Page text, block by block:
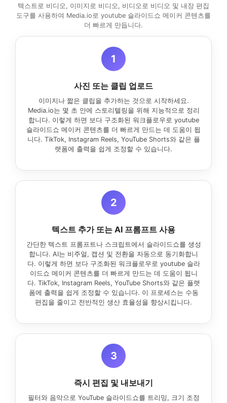
텍스트로 비디오, 이미지로 비디오, 비디오로 비디오 및 내장 편집
도구를 사용하여 Media.io로 youtube 슬라이드쇼 메이커 콘텐츠를
더 빠르게 만듭니다.
1
사진 또는 클립 업로드
이미지나 짧은 클립을 추가하는 것으로 시작하세요.
Media.io는 몇 초 안에 스토리텔링을 위해 지능적으로 정리
합니다. 이렇게 하면 보다 구조화된 워크플로우로 youtube
슬라이드쇼 메이커 콘텐츠를 더 빠르게 만드는 데 도움이 됩
니다. TikTok, Instagram Reels, YouTube Shorts와 같은 플
랫폼에 출력을 쉽게 조정할 수 있습니다.
2
텍스트 추가 또는 AI 프롬프트 사용
간단한 텍스트 프롬프트나 스크립트에서 슬라이드쇼를 생성
합니다. AI는 비주얼, 캡션 및 전환을 자동으로 동기화합니
다. 이렇게 하면 보다 구조화된 워크플로우로 youtube 슬라
이드쇼 메이커 콘텐츠를 더 빠르게 만드는 데 도움이 됩니
다. TikTok, Instagram Reels, YouTube Shorts와 같은 플랫
폼에 출력을 쉽게 조정할 수 있습니다. 이 프로세스는 수동
편집을 줄이고 전반적인 생산 효율성을 향상시킵니다.
3
즉시 편집 및 내보내기
필터와 음악으로 YouTube 슬라이드쇼를 트리밍, 크기 조정